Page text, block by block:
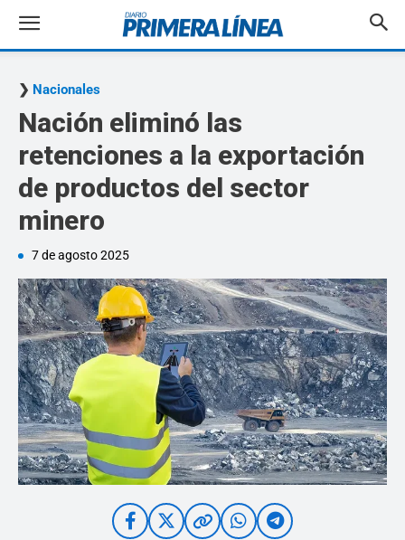
Nacionales
Nación eliminó las
retenciones a la exportación
de productos del sector
minero
7 de agosto 2025